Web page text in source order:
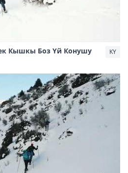
Кышкы Боз Үй Конушу
KY